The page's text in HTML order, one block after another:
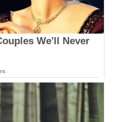
We'll Never